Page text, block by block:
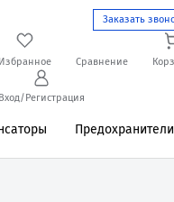
Заказать
Избранное Сравнение
Вход/Регистрация
Предохранители